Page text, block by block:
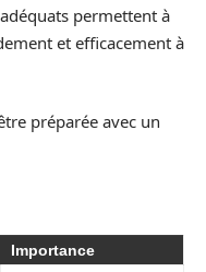
permettent à
et efficacement à
préparée avec un
Importance